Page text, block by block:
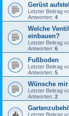
Gerüst
Letzter Beitrag
Antworten: 4
Welche
einbauen?
Letzter Beitrag
Antworten: 6
Fußboden
Letzter Beitrag
Antworten: 5
Wünsche
Letzter Beitrag
Antworten: 2
Letzter Beitrag